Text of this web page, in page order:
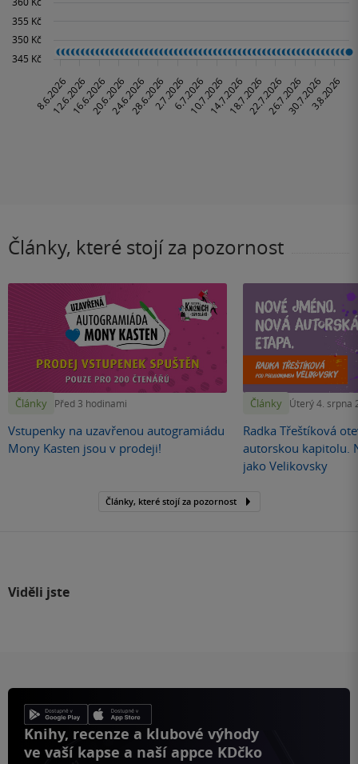
Články, které stojí za pozornost
Články Před 3 hodinami
Vstupenky na uzavřenou autogramiádu
Mony Kasten jsou v prodeji!
Články Úterý 4. srpna
Radka Třeštíková
autorskou kapitolu.
jako Velikovsky
Články, které stojí za pozornost
Viděli jste
Knihy, recenze a klubové výhody
ve vaší kapse a naší appce KDčko